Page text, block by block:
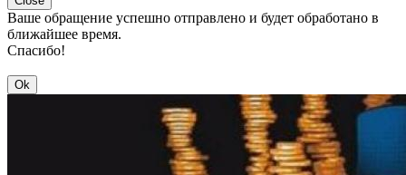
Ваше обращение успешно отправлено и будет обработано в
ближайшее время.
Спасибо!
Ok